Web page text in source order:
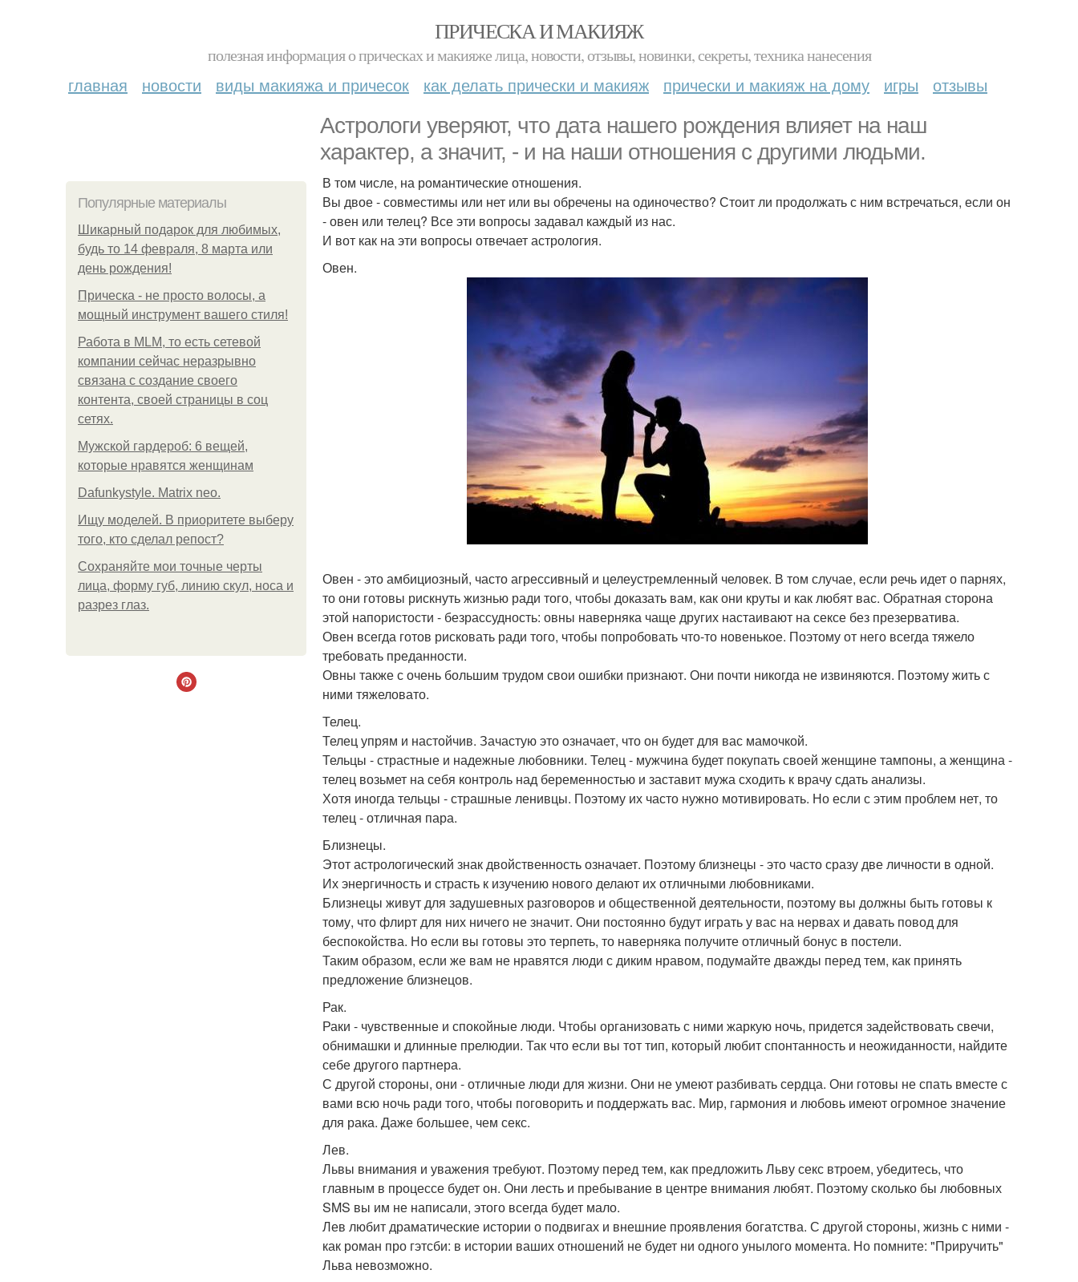
ПРИЧЕСКА И МАКИЯЖ
полезная информация о прическах и макияже лица, новости, отзывы, новинки, секреты, техника нанесения
главная новости виды макияжа и причесок как делать прически и макияж прически и макияж на дому игры отзывы
Астрологи уверяют, что дата нашего рождения влияет на наш
характер, а значит, - и на наши отношения с другими людьми.
Популярные материалы
Шикарный подарок для любимых,
будь то 14 февраля, 8 марта или
день рождения!
Прическа - не просто волосы, а
мощный инструмент вашего стиля!
Работа в MLM, то есть сетевой
компании сейчас неразрывно
связана с создание своего
контента, своей страницы в соц
сетях.
Мужской гардероб: 6 вещей,
которые нравятся женщинам
Dafunkystyle. Matrix neo.
Ищу моделей. В приоритете выберу
того, кто сделал репост?
Сохраняйте мои точные черты
лица, форму губ, линию скул, носа и
разрез глаз.
В том числе, на романтические отношения.
Вы двое - совместимы или нет или вы обречены на одиночество? Стоит ли продолжать с ним встречаться, если он
- овен или телец? Все эти вопросы задавал каждый из нас.
И вот как на эти вопросы отвечает астрология.
Овен.
Овен - это амбициозный, часто агрессивный и целеустремленный человек. В том случае, если речь идет о парнях,
то они готовы рискнуть жизнью ради того, чтобы доказать вам, как они круты и как любят вас. Обратная сторона
этой напористости - безрассудность: овны наверняка чаще других настаивают на сексе без презерватива.
Овен всегда готов рисковать ради того, чтобы попробовать что-то новенькое. Поэтому от него всегда тяжело
требовать преданности.
Овны также с очень большим трудом свои ошибки признают. Они почти никогда не извиняются. Поэтому жить с
ними тяжеловато.
Телец.
Телец упрям и настойчив. Зачастую это означает, что он будет для вас мамочкой.
Тельцы - страстные и надежные любовники. Телец - мужчина будет покупать своей женщине тампоны, а женщина -
телец возьмет на себя контроль над беременностью и заставит мужа сходить к врачу сдать анализы.
Хотя иногда тельцы - страшные ленивцы. Поэтому их часто нужно мотивировать. Но если с этим проблем нет, то
телец - отличная пара.
Близнецы.
Этот астрологический знак двойственность означает. Поэтому близнецы - это часто сразу две личности в одной.
Их энергичность и страсть к изучению нового делают их отличными любовниками.
Близнецы живут для задушевных разговоров и общественной деятельности, поэтому вы должны быть готовы к
тому, что флирт для них ничего не значит. Они постоянно будут играть у вас на нервах и давать повод для
беспокойства. Но если вы готовы это терпеть, то наверняка получите отличный бонус в постели.
Таким образом, если же вам не нравятся люди с диким нравом, подумайте дважды перед тем, как принять
предложение близнецов.
Рак.
Раки - чувственные и спокойные люди. Чтобы организовать с ними жаркую ночь, придется задействовать свечи,
обнимашки и длинные прелюдии. Так что если вы тот тип, который любит спонтанность и неожиданности, найдите
себе другого партнера.
С другой стороны, они - отличные люди для жизни. Они не умеют разбивать сердца. Они готовы не спать вместе с
вами всю ночь ради того, чтобы поговорить и поддержать вас. Мир, гармония и любовь имеют огромное значение
для рака. Даже большее, чем секс.
Лев.
Львы внимания и уважения требуют. Поэтому перед тем, как предложить Льву секс втроем, убедитесь, что
главным в процессе будет он. Они лесть и пребывание в центре внимания любят. Поэтому сколько бы любовных
SMS вы им не написали, этого всегда будет мало.
Лев любит драматические истории о подвигах и внешние проявления богатства. С другой стороны, жизнь с ними -
как роман про гэтсби: в истории ваших отношений не будет ни одного унылого момента. Но помните: "Приручить"
Льва невозможно.